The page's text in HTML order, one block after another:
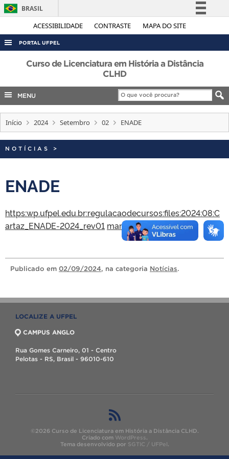
ACESSIBILIDADE CONTRASTE MAPA DO SITE
BRASIL
Simplifique!
Legislação
Canais
PORTAL UFPEL
ACESSO À INFORMAÇÃO
COBALTO
CONCURSOS
INTERNACIONAL
PORTARIAS
Curso de Licenciatura em História a Distância
CLHD
MENU
Início 2024 Setembro 02 ENADE
NOTÍCIAS >
ENADE
https:wp.ufpel.edu.br:regulacaodecursos:files:2024:08:C
artaz_ENADE-2024_rev01 manual EAD
Publicado em 02/09/2024, na categoria Notícias.
LOCALIZE A UFPEL
CAMPUS ANGLO
Rua Gomes Carneiro, 01 - Centro
Pelotas - RS, Brasil - 96010-610
©2026 Curso de Licenciatura em História a Distância CLHD.
Criado com WordPress.
Tema desenvolvido por SGTIC / UFPel.